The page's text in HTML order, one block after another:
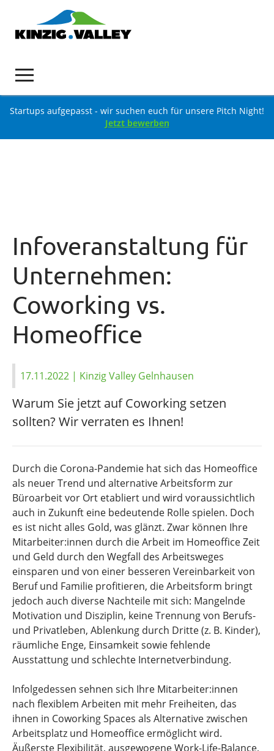
Startups aufgepasst - wir suchen euch für unsere Pitch Night!
Jetzt bewerben
Infoveranstaltung für
Unternehmen:
Coworking vs.
Homeoffice
17.11.2022 | Kinzig Valley Gelnhausen
Warum Sie jetzt auf Coworking setzen
sollten? Wir verraten es Ihnen!
Durch die Corona-Pandemie hat sich das Homeoffice
als neuer Trend und alternative Arbeitsform zur
Büroarbeit vor Ort etabliert und wird voraussichtlich
auch in Zukunft eine bedeutende Rolle spielen. Doch
es ist nicht alles Gold, was glänzt. Zwar können Ihre
Mitarbeiter:innen durch die Arbeit im Homeoffice Zeit
und Geld durch den Wegfall des Arbeitsweges
einsparen und von einer besseren Vereinbarkeit von
Beruf und Familie profitieren, die Arbeitsform bringt
jedoch auch diverse Nachteile mit sich: Mangelnde
Motivation und Disziplin, keine Trennung von Berufs-
und Privatleben, Ablenkung durch Dritte (z. B. Kinder),
räumliche Enge, Einsamkeit sowie fehlende
Ausstattung und schlechte Internetverbindung.
Infolgedessen sehnen sich Ihre Mitarbeiter:innen
nach flexiblem Arbeiten mit mehr Freiheiten, das
ihnen in Coworking Spaces als Alternative zwischen
Arbeitsplatz und Homeoffice ermöglicht wird.
Äußerste Flexibilität, ausgewogene Work-Life-Balance,